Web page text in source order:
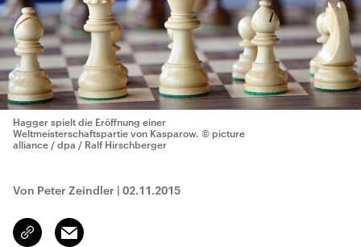
Hagger spielt die Eröffnung einer
Weltmeisterschaftspartie von Kasparow. © picture
alliance / dpa / Ralf Hirschberger
Von Peter Zeindler | 02.11.2015
Link
kopieren/teilen
Email